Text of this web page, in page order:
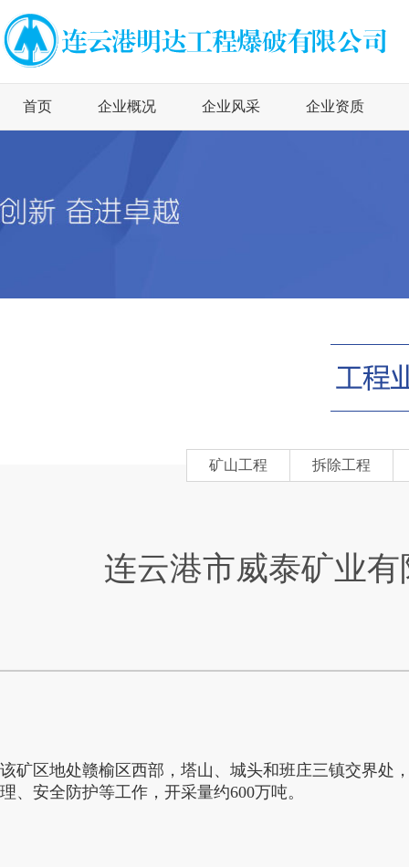
首页 企业概况 企业风采 企业资质
矿山工程 拆除工程
连云港市威泰矿业
该矿区地处赣榆区西部，塔山、城头和班庄三镇交界处
理、安全防护等工作，开采量约600万吨。